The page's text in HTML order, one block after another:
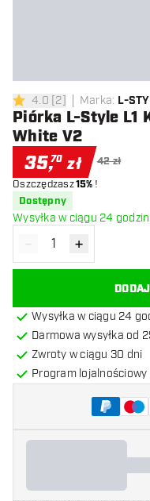
4 gwiazdki oceny
4.0 [2] Marka: L-
Piórka L-Style L1
White V2
35,70 zł 42 zł
Oszczędzasz15% !
Dostępny
Wysyłka w ciągu 24 godzin
Zmniejsz ilość
- Zwiększ ilość
+
Wysyłka w ciągu 24
Darmowa wysyłka od
Zwroty w ciągu 30 dni
Program lojalnościowy